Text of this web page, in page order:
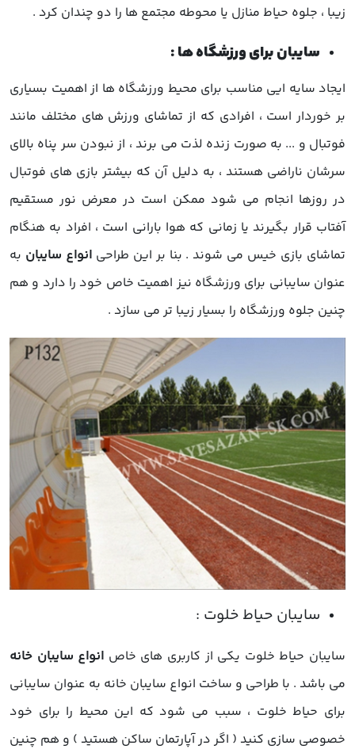
زیبا ، جلوه حیاط منازل یا محوطه مجتمع ها را دو چندان کرد .
سایبان برای ورزشگاه ها :
ایجاد سایه ایی مناسب برای محیط ورزشگاه ها از اهمیت بسیاری
بر خوردار است ، افرادی که از تماشای ورزش های مختلف مانند
فوتبال و ... به صورت زنده لذت می برند ، از نبودن سر پناه بالای
سرشان ناراضی هستند ، به دلیل آن که بیشتر بازی های فوتبال
در روزها انجام می شود ممکن است در معرض نور مستقیم
آفتاب قرار بگیرند یا زمانی که هوا بارانی است ، افراد به هنگام
تماشای بازی خیس می شوند . بنا بر این طراحیانواع سایبان به
عنوان سایبانی برای ورزشگاه نیز اهمیت خاص خود را دارد و هم
چنین جلوه ورزشگاه را بسیار زیبا تر می سازد .
سایبان حیاط خلوت یکی از کاربری های خاص انواع سایبان خانه
می باشد . با طراحی و ساخت انواع سایبان خانه به عنوان سایبانی
برای حیاط خلوت ، سبب می شود که این محیط را برای خود
خصوصی سازی کنید ( اگر در آپارتمان ساکن هستید ) و هم چنین